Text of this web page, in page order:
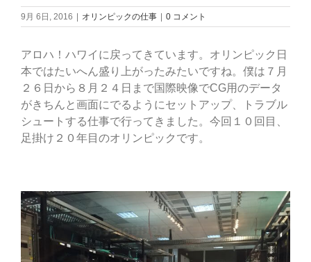
9月 6日, 2016 オリンピックの仕事 0 コメント
アロハ！ハワイに戻ってきています。オリンピック日
本ではたいへん盛り上がったみたいですね。僕は７月
２６日から８月２４日まで国際映像でCG用のデータ
がきちんと画面にでるようにセットアップ、トラブル
シュートする仕事で行ってきました。今回１０回目、
足掛け２０年目のオリンピックです。